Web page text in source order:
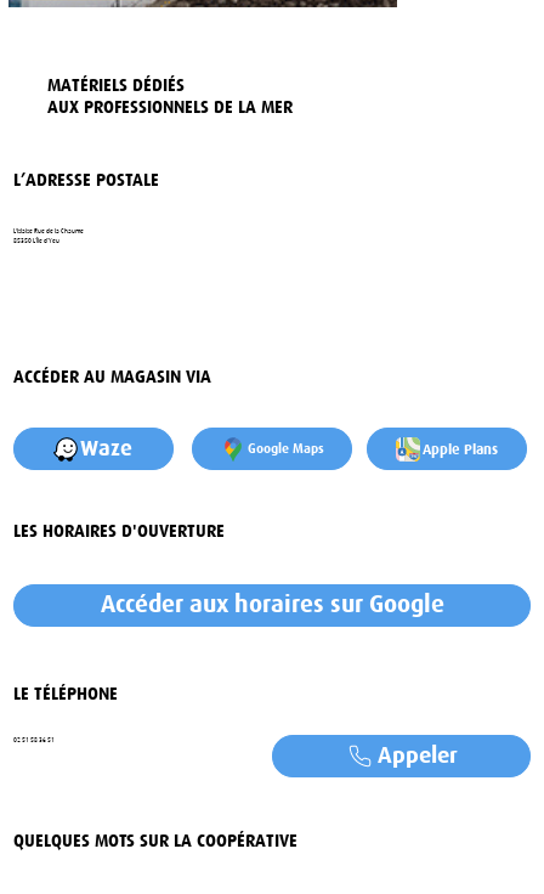
L'Islaise Rue de la Chaume
85350 L’Île d’Yeu
L’ADRESSE POSTALE
MATÉRIELS DÉDIÉS
AUX PROFESSIONNELS DE LA MER
QUELQUES MOTS SUR LA COOPÉRATIVE
Appeler
02 51 58 36 51
LE TÉLÉPHONE
Accéder aux horaires sur Google
LES HORAIRES D'OUVERTURE
Google Maps Apple Plans
Waze
ACCÉDER AU MAGASIN VIA